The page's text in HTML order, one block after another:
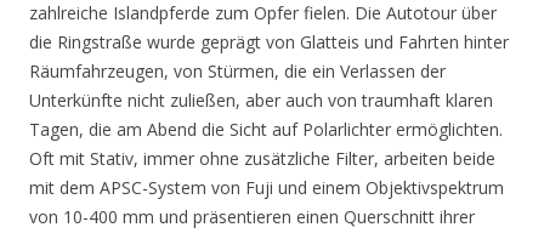
zahlreiche Islandpferde zum Opfer fielen. Die Autotour über
die Ringstraße wurde geprägt von Glatteis und Fahrten hinter
Räumfahrzeugen, von Stürmen, die ein Verlassen der
Unterkünfte nicht zuließen, aber auch von traumhaft klaren
Tagen, die am Abend die Sicht auf Polarlichter ermöglichten.
Oft mit Stativ, immer ohne zusätzliche Filter, arbeiten beide
mit dem APSC-System von Fuji und einem Objektivspektrum
von 10-400 mm und präsentieren einen Querschnitt ihrer